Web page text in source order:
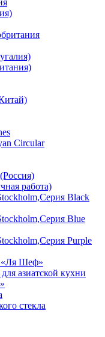
Circular
работа)
Black
Blue
Purple
«Ля Шеф»
азиатской кухни
стекла